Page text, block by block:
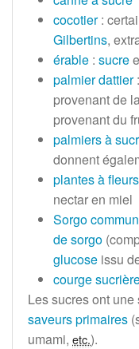
cocotier :
Gilbertins,
érable : sucre
palmier dattier
provenant de
provenant du
palmiers à
donnent
plantes à fleurs
nectar en miel
Sorgo commun
de sorgo
glucose issu
courge
Les sucres ont
saveurs primaires
umami, etc.).